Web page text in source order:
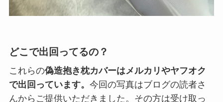
どこで出回ってるの？
これらの偽造抱き枕カバーはメルカリやヤフオク
で出回っています。 今回の写真はブログの読者さ
んからご提供いただきました。その方は受け取っ